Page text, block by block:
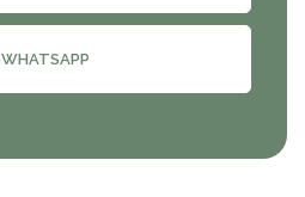
WHATSAPP